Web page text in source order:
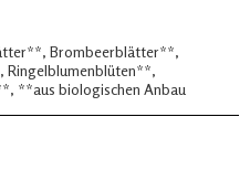
Brombeerblätter**,
**aus biologischen Anbau